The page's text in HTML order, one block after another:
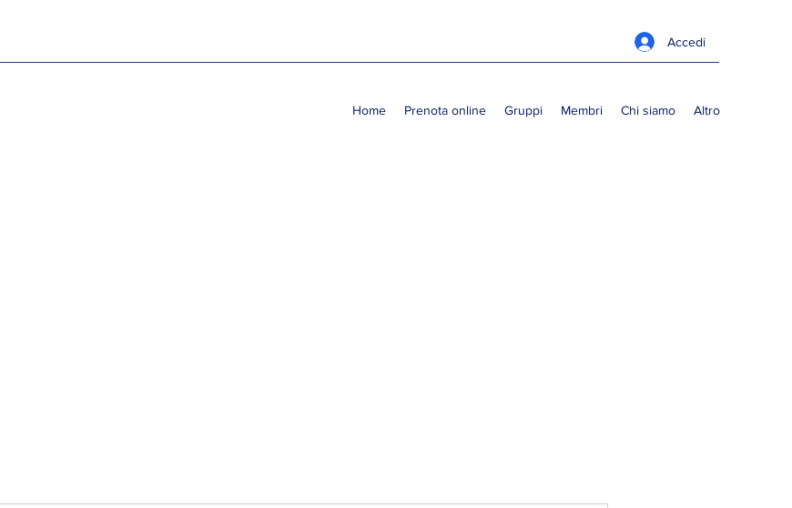
Accedi
Home Prenota online Gruppi Membri Chi siamo Altro